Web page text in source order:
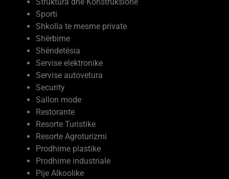
Sporti
Shkolla te mesme private
Shërbime
Shëndetësia
Servise elektronike
Servise autovetura
Security
Sallon mode
Restorante
Resorte Turistike
Resorte Agroturizmi
Prodhime plastike
Prodhime industriale
Pije Alkoolike